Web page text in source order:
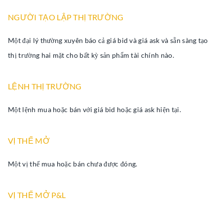
NGƯỜI TẠO LẬP THỊ TRƯỜNG
Một đại lý thường xuyên báo cả giá bid và giá ask và sẵn sàng tạo
thị trường hai mặt cho bất kỳ sản phẩm tài chính nào.
LỆNH THỊ TRƯỜNG
Một lệnh mua hoặc bán với giá bid hoặc giá ask hiện tại.
VỊ THẾ MỞ
Một vị thế mua hoặc bán chưa được đóng.
VỊ THẾ MỞ P&L